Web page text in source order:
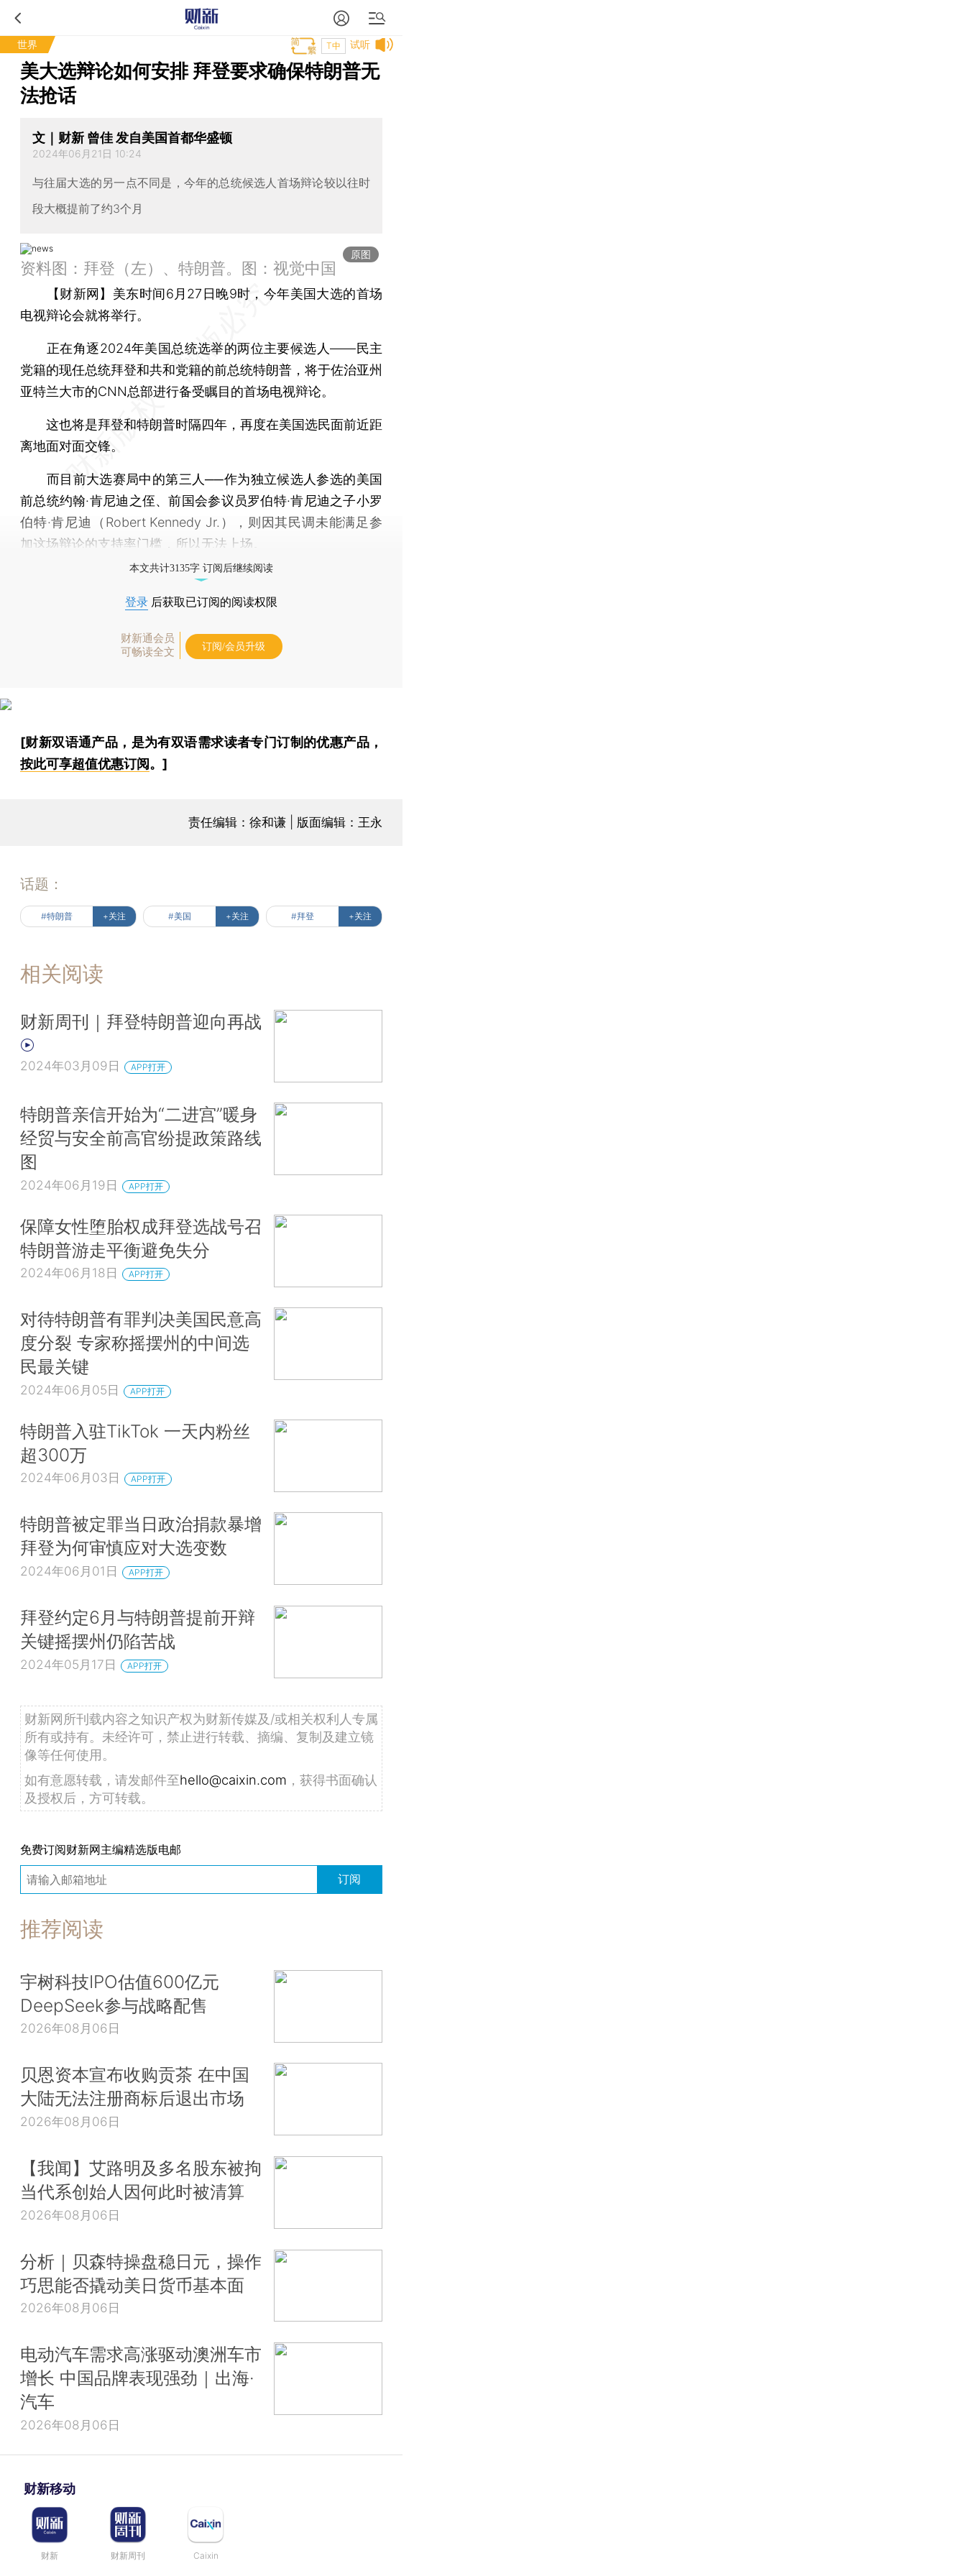
世界 试听
T中
美大选辩论如何安排 拜登要求确保特朗普无
法抢话
文｜财新 曾佳 发自美国首都华盛顿
2024年06月21日 10:24
与往届大选的另一点不同是，今年的总统候选人首场辩论较以往时
段大概提前了约3个月
原图
资料图：拜登（左）、特朗普。图：视觉中国
【财新网】 美东时间6月27日晚9时，今年美国大选的首场
电视辩论会就将举行。
正在角逐2024年美国总统选举的两位主要候选人——民主
党籍的现任总统拜登和共和党籍的前总统特朗普，将于佐治亚州
亚特兰大市的CNN总部进行备受瞩目的首场电视辩论。
这也将是拜登和特朗普时隔四年，再度在美国选民面前近距
离地面对面交锋。
而目前大选赛局中的第三人──作为独立候选人参选的美国
前总统约翰·肯尼迪之侄、前国会参议员罗伯特·肯尼迪之子小罗
伯特·肯尼迪（Robert Kennedy Jr.），则因其民调未能满足参
加这场辩论的支持率门槛，所以无法上场。
本文共计3135字 订阅后继续阅读
登录 后获取已订阅的阅读权限
财新通会员
可畅读全文
订阅/会员升级
[财新双语通产品，是为有双语需求读者专门订制的优惠产品，
按此可享超值优惠订阅。]
责任编辑：徐和谦 | 版面编辑：王永
话题：
#特朗普 +关注 #美国 +关注 #拜登 +关注
相关阅读
财新周刊｜拜登特朗普迎向再战
2024年03月09日 APP打开
特朗普亲信开始为“二进宫”暖身
经贸与安全前高官纷提政策路线
图
2024年06月19日 APP打开
保障女性堕胎权成拜登选战号召
特朗普游走平衡避免失分
2024年06月18日 APP打开
对待特朗普有罪判决美国民意高
度分裂 专家称摇摆州的中间选
民最关键
2024年06月05日 APP打开
特朗普入驻TikTok 一天内粉丝
超300万
2024年06月03日 APP打开
特朗普被定罪当日政治捐款暴增
拜登为何审慎应对大选变数
2024年06月01日 APP打开
拜登约定6月与特朗普提前开辩
关键摇摆州仍陷苦战
2024年05月17日 APP打开
财新网所刊载内容之知识产权为财新传媒及/或相关权利人专属
所有或持有。未经许可，禁止进行转载、摘编、复制及建立镜
像等任何使用。
如有意愿转载，请发邮件至hello@caixin.com ，获得书面确认
及授权后，方可转载。
免费订阅财新网主编精选版电邮
订阅
推荐阅读
宇树科技IPO估值600亿元
DeepSeek参与战略配售
2026年08月06日
贝恩资本宣布收购贡茶 在中国
大陆无法注册商标后退出市场
2026年08月06日
【我闻】艾路明及多名股东被拘
当代系创始人因何此时被清算
2026年08月06日
分析｜贝森特操盘稳日元，操作
巧思能否撬动美日货币基本面
2026年08月06日
电动汽车需求高涨驱动澳洲车市
增长 中国品牌表现强劲｜出海·
汽车
2026年08月06日
财新移动
财新 财新周刊 Caixin